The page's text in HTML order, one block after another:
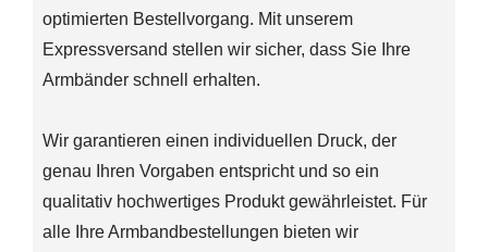
optimierten Bestellvorgang. Mit unserem
Expressversand stellen wir sicher, dass Sie Ihre
Armbänder schnell erhalten.
Wir garantieren einen individuellen Druck, der
genau Ihren Vorgaben entspricht und so ein
qualitativ hochwertiges Produkt gewährleistet. Für
alle Ihre Armbandbestellungen bieten wir